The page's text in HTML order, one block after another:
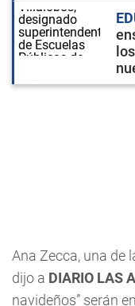
Ana Zecca, una de
dijo a DIARIO LAS
navideños” serán